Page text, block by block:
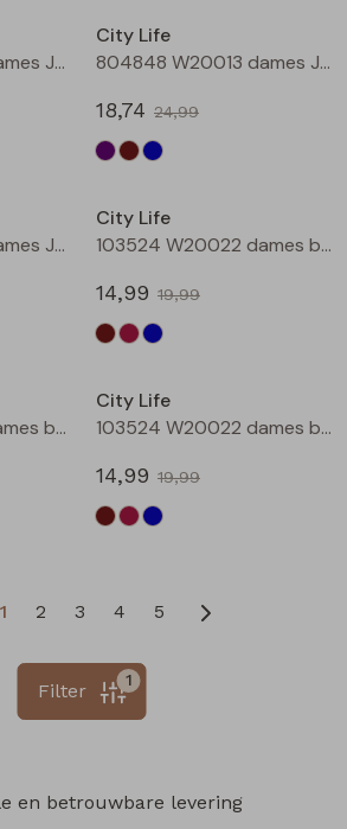
804848 W20013 dames Jurk Aubergine
City Life
804848 W20013 dames Jurk Bruin
18,74 24,99
804848 W20013 dames Jurk Petrol
City Life
103524 W20022 dames bloese km Bruin donker
14,99 19,99
103524 W20022 dames bloese km Wijnrood
City Life
103524 W20022 dames bloese km Marine
14,99 19,99
1 2 3 4 5
1
Filter
en betrouwbare levering